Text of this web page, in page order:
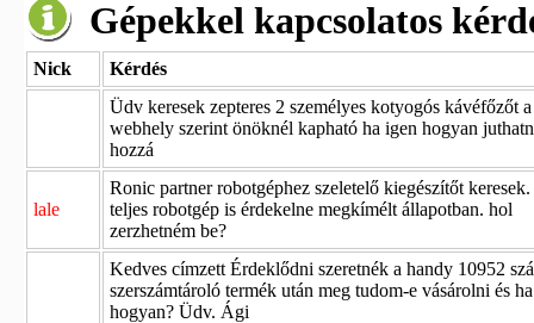
Gépekkel kapcsolatos
Nick
Kérdés
Üdv keresek zepteres 2 személyes kotyogós kávéfőzőt a
webhely szerint önöknél kapható ha igen hogyan
hozzá
lale
Ronic partner robotgéphez szeletelő kiegészítőt keresek.
teljes robotgép is érdekelne megkímélt állapotban. hol
zerzhetném be?
Kedves címzett Érdeklődni szeretnék a handy 10952
szerszámtároló termék után meg tudom-e vásárolni és
hogyan? Üdv. Ági